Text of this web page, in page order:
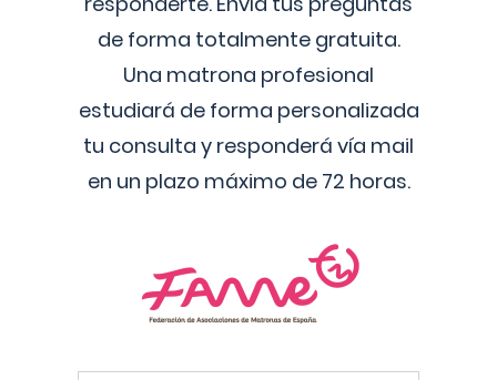
de forma totalmente gratuita.
Una matrona profesional
estudiará de forma personalizada
tu consulta y responderá vía mail
en un plazo máximo de 72 horas.